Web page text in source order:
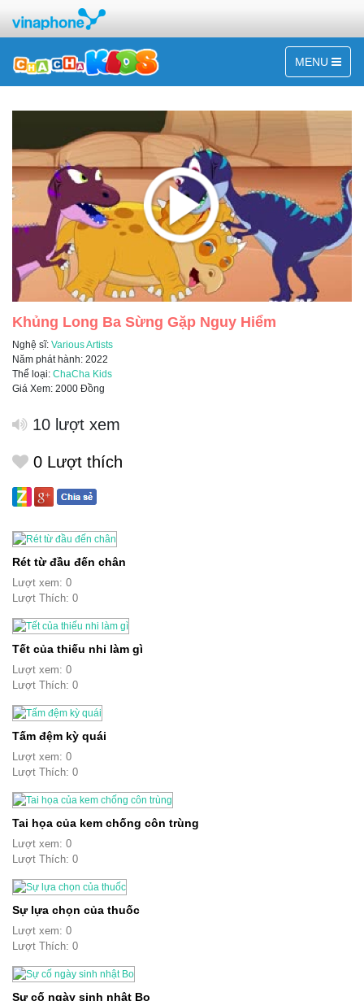
MENU
Khủng Long Ba Sừng Gặp Nguy Hiểm
Nghệ sĩ: Various Artists
Năm phát hành: 2022
Thể loại: ChaCha Kids
Giá Xem: 2000 Đồng
10 lượt xem
0 Lượt thích
Rét từ đầu đến chân
Lượt xem: 0
Lượt Thích: 0
Tết của thiếu nhi làm gì
Lượt xem: 0
Lượt Thích: 0
Tấm đệm kỳ quái
Lượt xem: 0
Lượt Thích: 0
Tai họa của kem chống côn trùng
Lượt xem: 0
Lượt Thích: 0
Sự lựa chọn của thuốc
Lượt xem: 0
Lượt Thích: 0
Sự cố ngày sinh nhật Bo